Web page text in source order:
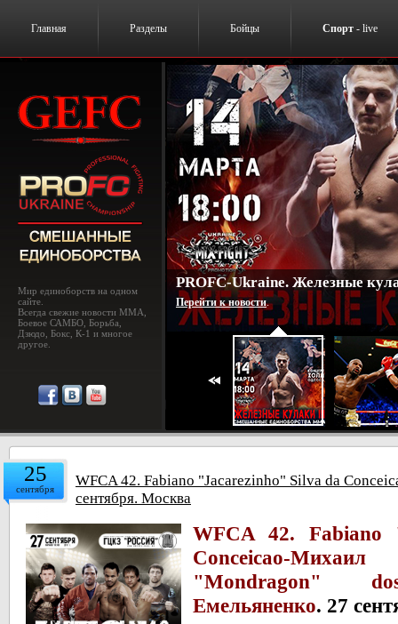
Главная Разделы Бойцы Спорт - live
Мир единоборств на одном
сайте.
Всегда свежие новости MMA,
Боевое САМБО, Борьба,
Дзюдо, Бокс, К-1 и многое
другое.
PROFC-Ukraine. Железные
Перейти к новости.
25
сентября
WFCA 42. Fabiano "Jacarezinho" Silva da
сентября. Москва
WFCA 42. Fabiano
Conceicao-
"Mondragon"
Емельяненко. 27